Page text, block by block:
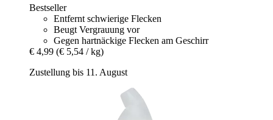
Bestseller
Entfernt schwierige Flecken
Beugt Vergrauung vor
Gegen hartnäckige Flecken am Geschirr
€ 4,99 (€ 5,54 / kg)
Zustellung bis 11. August